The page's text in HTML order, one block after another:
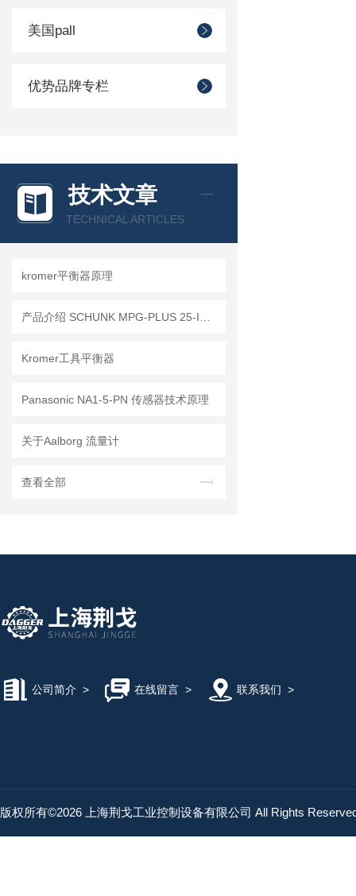
美国pall
优势品牌专栏
技术文章
TECHNICAL ARTICLES
kromer平衡器原理
Kromer工具平衡器
Panasonic NA1-5-PN 传感器技术原理
关于Aalborg 流量计
查看全部
公司简介 > 在线留言> 联系我们 >
版权所有©2026 上海荆戈工业控制设备有限公司 All Rights